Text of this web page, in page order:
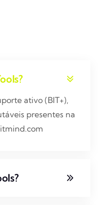
ativo (BIT+),
presentes na